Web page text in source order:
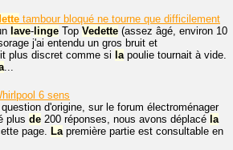
tambour bloqué ne tourne que difficilement
lave- linge Top Vedette (assez âgé, environ 10
j'ai entendu un gros bruit et
plus discret comme si lapoulie tournait à vide.
...
6 sens
d'origine, sur le forum électroménager
plus de 200 réponses, nous avons déplacé la
page. Lapremière partie est consultable en